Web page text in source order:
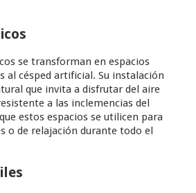
se transforman en espacios
al césped artificial. Su instalación
que invita a disfrutar del aire
a las inclemencias del
estos espacios se utilicen para
o de relajación durante todo el